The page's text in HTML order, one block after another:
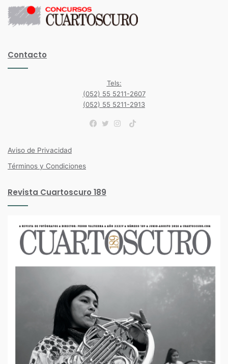
Contacto
Tels:
(052) 55 5211-2607
(052) 55 5211-2913
TikTok
Aviso de Privacidad
Términos y Condiciones
Revista Cuartoscuro 189